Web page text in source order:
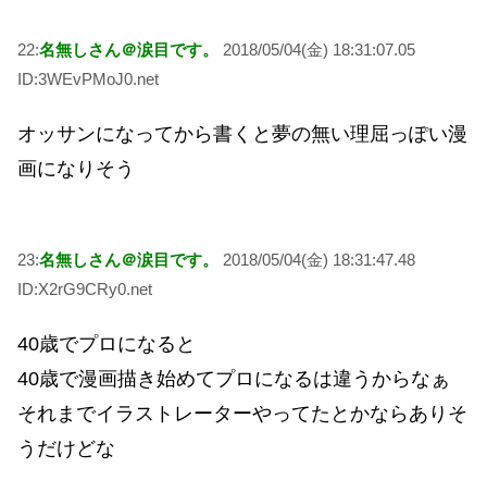
22:名無しさん＠涙目です。
2018/05/04(金) 18:31:07.05
ID:3WEvPMoJ0.net
オッサンになってから書くと夢の無い理屈っぽい漫
画になりそう
23:名無しさん＠涙目です。
2018/05/04(金) 18:31:47.48
ID:X2rG9CRy0.net
40歳でプロになると
40歳で漫画描き始めてプロになるは違うからなぁ
それまでイラストレーターやってたとかならありそ
うだけどな